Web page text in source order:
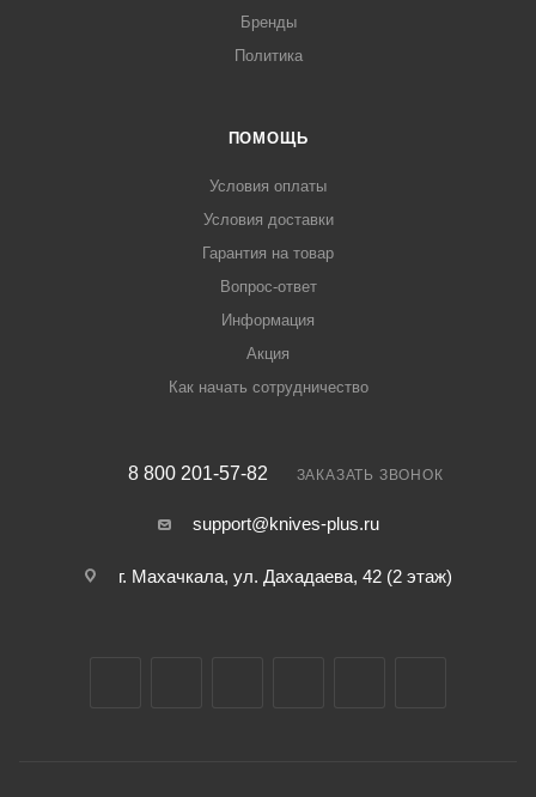
Бренды
Политика
ПОМОЩЬ
Условия оплаты
Условия доставки
Гарантия на товар
Вопрос-ответ
Информация
Акция
Как начать сотрудничество
8 800 201-57-82 ЗАКАЗАТЬ ЗВОНОК
support@knives-plus.ru
г. Махачкала, ул. Дахадаева, 42 (2 этаж)